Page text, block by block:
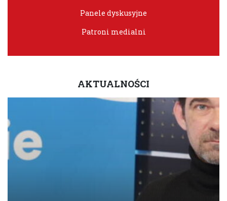
Panele dyskusyjne
Patroni medialni
AKTUALNOŚCI